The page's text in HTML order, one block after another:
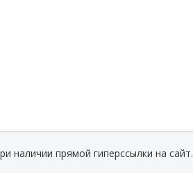
наличии прямой гиперссылки на сайт.